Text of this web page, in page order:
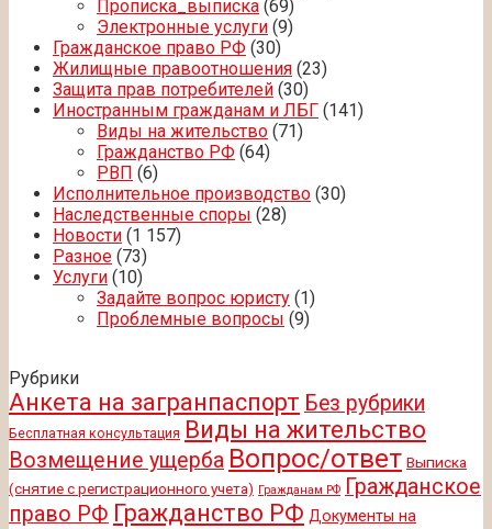
Прописка_выписка (69)
Электронные услуги (9)
Гражданское право РФ (30)
Жилищные правоотношения (23)
Защита прав потребителей (30)
Иностранным гражданам и ЛБГ (141)
Виды на жительство (71)
Гражданство РФ (64)
РВП (6)
Исполнительное производство (30)
Наследственные споры (28)
Новости (1 157)
Разное (73)
Услуги (10)
Задайте вопрос юристу (1)
Проблемные вопросы (9)
Рубрики
Анкета на загранпаспорт Без рубрики
Бесплатная консультация Виды на жительство
Возмещение ущерба Вопрос/ответ Выписка
(снятие с регистрационного учета) Гражданам РФ Гражданское
право РФ Гражданство РФ Документы на